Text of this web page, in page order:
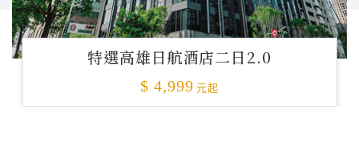
特選高雄日航酒店二日2.0
$ 4,999 元起